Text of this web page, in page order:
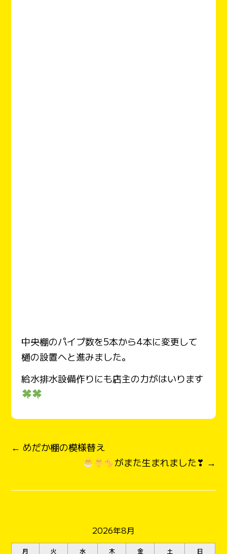
中央棚のパイプ数を5本から4本に変更して
樋の設置へと進みました。
給水排水設備作りにも店主の力がはいります
← めだか棚の模様替え
がまた生まれました❣ →
2026年8月
月 火 水 木 金 土 日